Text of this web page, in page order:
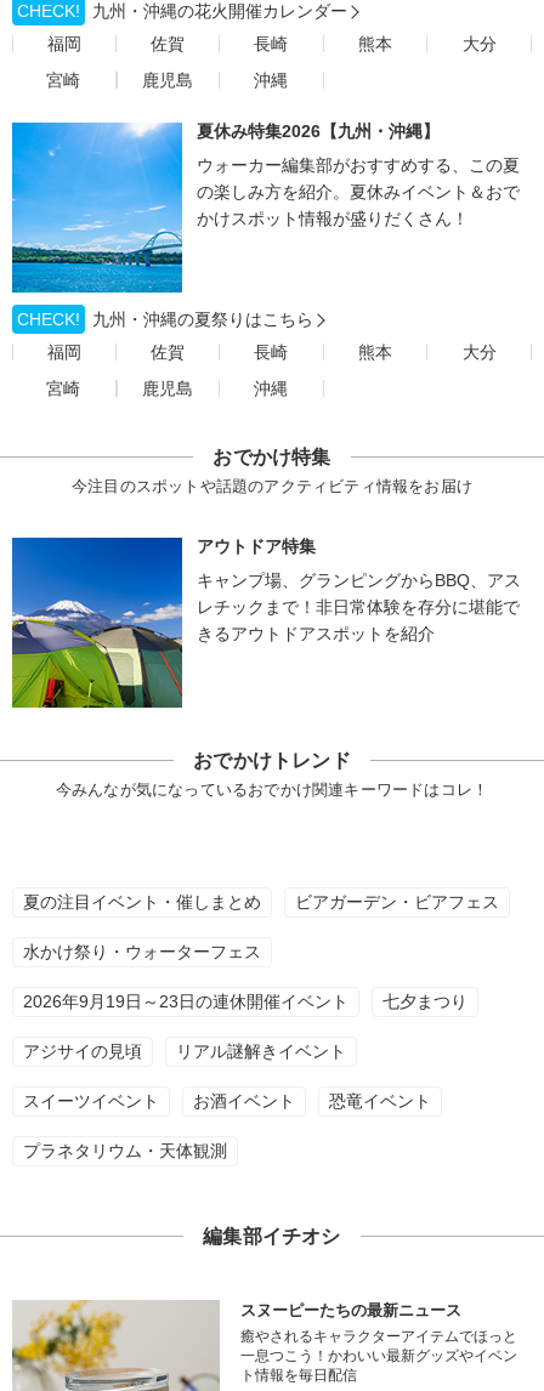
CHECK!
九州・沖縄の花火開催カレンダー
福岡
佐賀 長崎 熊本
大分
宮崎
鹿児島 沖縄
夏休み特集2026【九州・沖縄】
ウォーカー編集部がおすすめする、この夏
の楽しみ方を紹介。夏休みイベント＆おで
かけスポット情報が盛りだくさん！
CHECK!
九州・沖縄の夏祭りはこちら
福岡
佐賀 長崎 熊本
大分
宮崎
鹿児島 沖縄
おでかけ特集
今注目のスポットや話題のアクティビティ情報をお届け
アウトドア特集
キャンプ場、グランピングからBBQ、アス
レチックまで！非日常体験を存分に堪能で
きるアウトドアスポットを紹介
おでかけトレンド
今みんなが気になっているおでかけ関連キーワードはコレ！
夏の注目イベント・催しまとめ ビアガーデン・ビアフェス
水かけ祭り・ウォーターフェス
2026年9月19日～23日の連休開催イベント 七夕まつり
アジサイの見頃 リアル謎解きイベント
スイーツイベント お酒イベント 恐竜イベント
プラネタリウム・天体観測
編集部イチオシ
スヌーピーたちの最新ニュース
癒やされるキャラクターアイテムでほっと
一息つこう！かわいい最新グッズやイベン
ト情報を毎日配信